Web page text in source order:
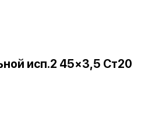
исп.2 45×3,5 Ст20